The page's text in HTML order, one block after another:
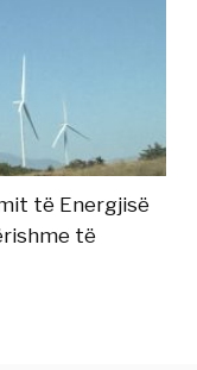
të Energjisë
të